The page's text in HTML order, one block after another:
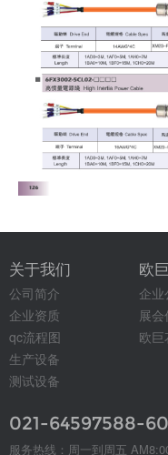
关于我们
公司简介
企业资质
qc流程图
生产设备
测试设备
欧
企业
展会
欧巨
021-64597588-
服务热线：周一到周五